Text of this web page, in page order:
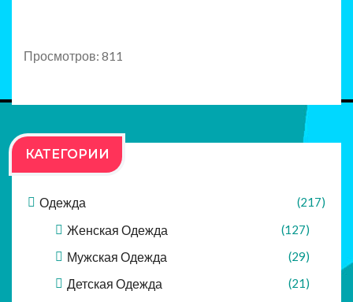
Просмотров: 811
КАТЕГОРИИ
Одежда (217)
Женская Одежда (127)
Мужская Одежда (29)
Детская Одежда (21)